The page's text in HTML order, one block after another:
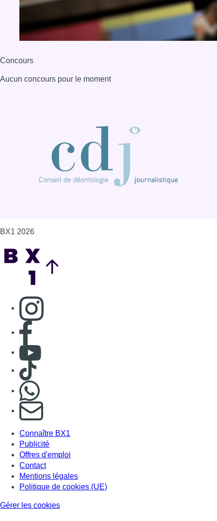
Concours
Aucun concours pour le moment
BX1 2026
Consulter page Instagram
Consulter page Facebook
Consulter Youtube
Consulter TikTok
S'abonner à notre newsletter
Connaître BX1
Publicité
Offres d'emploi
Contact
Mentions légales
Politique de cookies (UE)
Gérer les cookies